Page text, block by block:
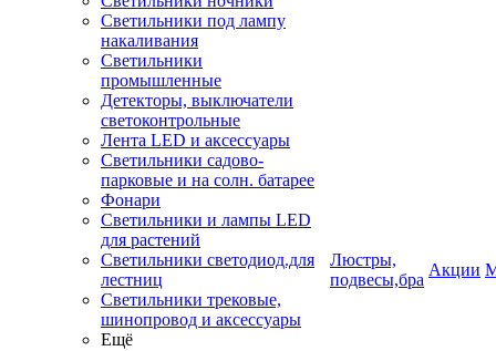
Светильники под лампу
накаливания
Светильники
промышленные
Детекторы, выключатели
светоконтрольные
Лента LED и аксессуары
Светильники садово-
парковые и на солн. батарее
Фонари
Светильники и лампы LED
для растений
Светильники светодиод.для
лестниц
Светильники трековые,
шинопровод и аксессуары
Ещё
Люстры,
подвесы,бра
Акции